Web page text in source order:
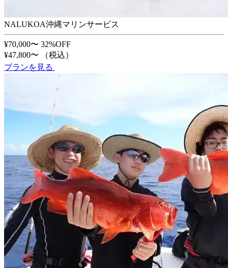
NALUKOA沖縄マリンサービス
¥70,000〜 32%OFF
¥47,800〜
（税込）
プランを見る